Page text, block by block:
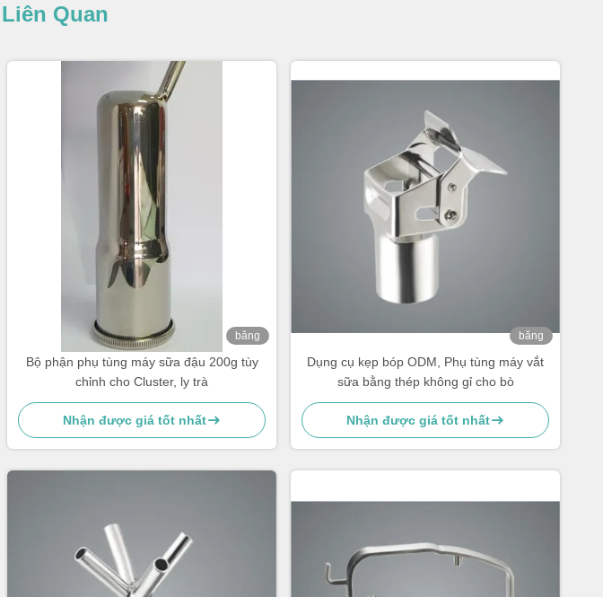
Quan
băng
Bộ phận phụ tùng máy sữa đậu 200g tùy
chỉnh cho Cluster, ly trà
Nhận được giá tốt nhất
băng
hình
Dụng cụ kẹp bóp ODM, Phụ tùng máy vắt
sữa bằng thép không gỉ cho bò
Nhận được giá tốt nhất